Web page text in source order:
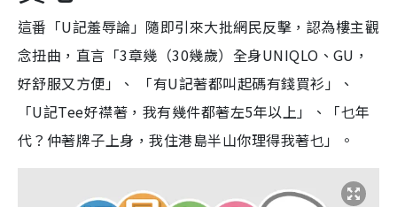
這番「U記羞辱論」隨即引來大批網民反擊，認為樓主觀
念扭曲，直言「3章幾（30幾歲）全身UNIQLO、GU，
好舒服又方便」、 「有U記著都叫起碼有錢買衫」、
「U記Tee好襟著，我有幾件都著左5年以上」、「乜年
代？仲著牌子上身，我住港島半山你理得我著乜」。